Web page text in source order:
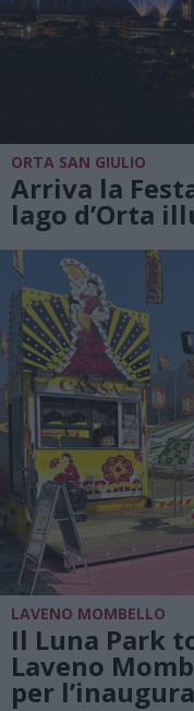
ORTA SAN GIULIO
Arriva la
lago d’Orta
LAVENO MOMBELLO
Il Luna Park
Laveno
per